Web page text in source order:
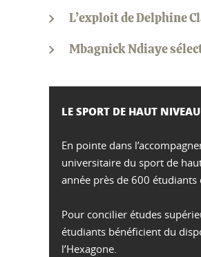
L’exploit de Delphine
Mbagnick Ndiaye
LE SPORT DE HAUT
En pointe dans
universitaire du sport de
année près de 600
Pour concilier études
étudiants bénéficient du
l’Hexagone.